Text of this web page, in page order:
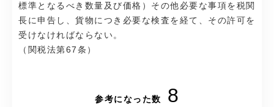
標準となるべき数量及び価格）その他必要な事項を税関
長に申告し、貨物につき必要な検査を経て、その許可を
受けなければならない。
（関税法第67条）
参考になった数 8